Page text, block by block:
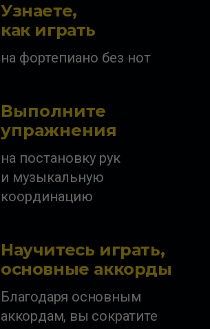
на фортепиано без нот
Узнаете,
как играть
Благодаря основным
аккордам, вы сократите
Научитесь играть,
основные аккорды
на постановку рук
и музыкальную
координацию
Выполните
упражнения